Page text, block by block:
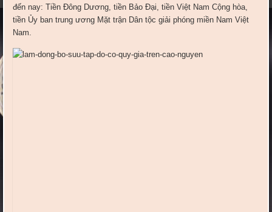
đến nay: Tiền Đông Dương, tiền Bảo Đại, tiền Việt Nam Cộng hòa,
tiền Ủy ban trung ương Mặt trận Dân tộc giải phóng miền Nam Việt
Nam.